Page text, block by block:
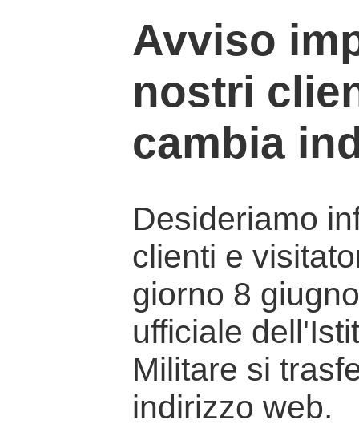
Avviso
nostri
cambia
Desideriamo
clienti e
giorno 8
ufficiale
Militare si
indirizzo web.